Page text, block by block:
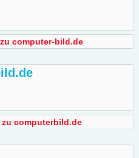
computer-bild.de
computerbild.de